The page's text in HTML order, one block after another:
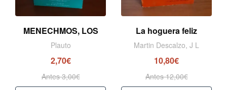
MENECHMOS, LOS
Plauto
2,70€
Antes 3,00€
La hoguera feliz
Martin Descalzo, J L
10,80€
Antes 12,00€